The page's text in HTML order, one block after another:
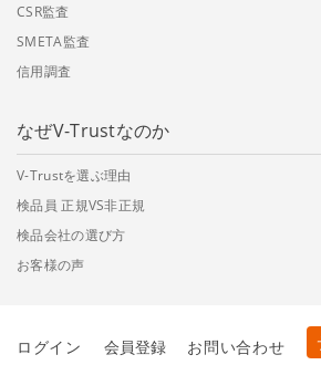
CSR監査
SMETA監査
信用調査
なぜV-Trustなのか
V-Trustを選ぶ理由
検品員 正規VS非正規
検品会社の選び方
お客様の声
ログイン 会員登録 お問い合わせ